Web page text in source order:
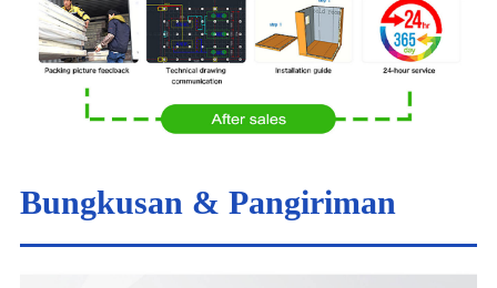
Bungkusan & Pangiriman